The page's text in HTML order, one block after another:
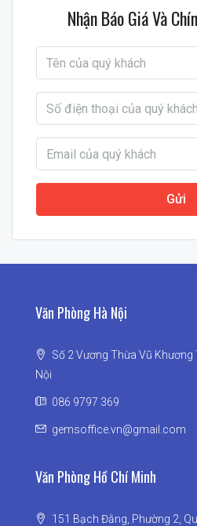
Nhận Báo Giá Và
Gửi
Văn Phòng Hà Nội
Số 2 Vương Thừa Vũ Khương
Nội
086 9797 369
gemsoffice.vn@gmail.com
Văn Phòng Hồ Chí Minh
151 Bạch Đằng, Phường 2,